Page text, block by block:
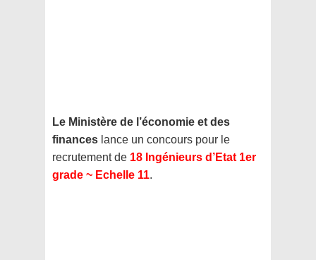
Le Ministère de l’économie et des
finances lance un concours pour le
recrutement de 18 Ingénieurs d’Etat 1er
grade ~ Echelle 11.